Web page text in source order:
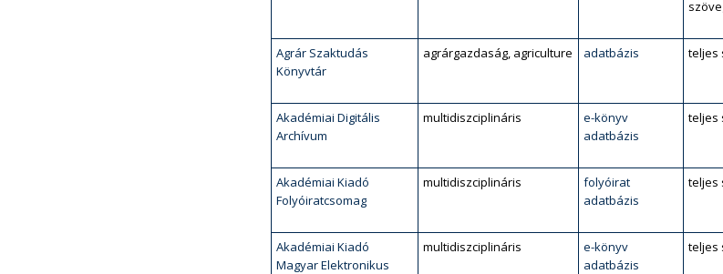
Agrár Szaktudás
Könyvtár
agrárgazdaság, agriculture adatbázis teljes
Akadémiai Digitális
Archívum
multidiszciplináris
e-könyv
adatbázis
teljes
Akadémiai Kiadó
Folyóiratcsomag
multidiszciplináris
folyóirat
adatbázis
teljes
Akadémiai Kiadó
Magyar Elektronikus
multidiszciplináris
e-könyv
adatbázis
teljes